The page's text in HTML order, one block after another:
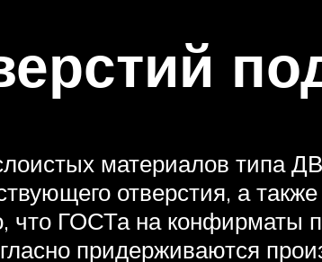
материалов типа
отверстия, а также
что ГОСТа на конфирматы
придерживаются